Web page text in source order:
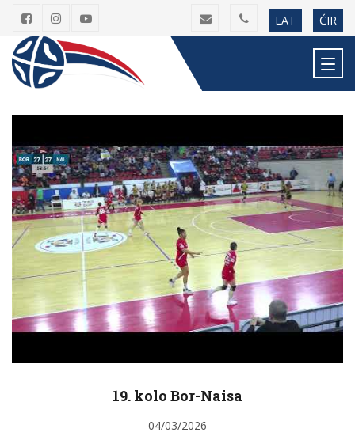
LAT ĆIR
19. kolo Bor-Naisa
04/03/2026